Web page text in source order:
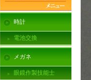
時計
電池交換
メガネ
眼鏡作製技能士